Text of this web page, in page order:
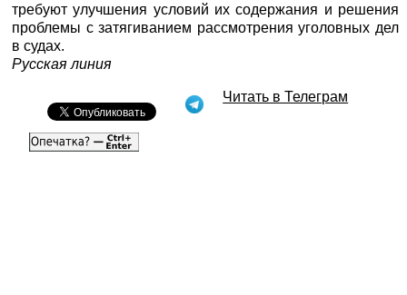
требуют улучшения условий их содержания и решения
проблемы с затягиванием рассмотрения уголовных дел
в судах.
Русская линия
Читать в Телеграм